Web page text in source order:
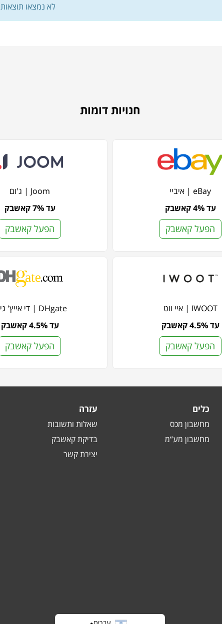
לא נמצאו תוצאות
חנויות דומות
eBay | איביי
עד 4% קאשבק
הפעל קאשבק
Joom | ג'ום
עד 7% קאשבק
הפעל קאשבק
IWOOT | איי ווט
עד 4.5% קאשבק
הפעל קאשבק
DHgate | די אייץ' גייט
עד 4.5% קאשבק
הפעל קאשבק
כלים
מחשבון מכס
מחשבון מע“מ
עזרה
שאלות ותשובות
בדיקת קאשבק
יצירת קשר